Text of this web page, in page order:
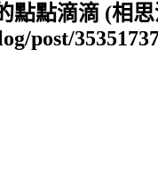
點點滴滴 (相
post/